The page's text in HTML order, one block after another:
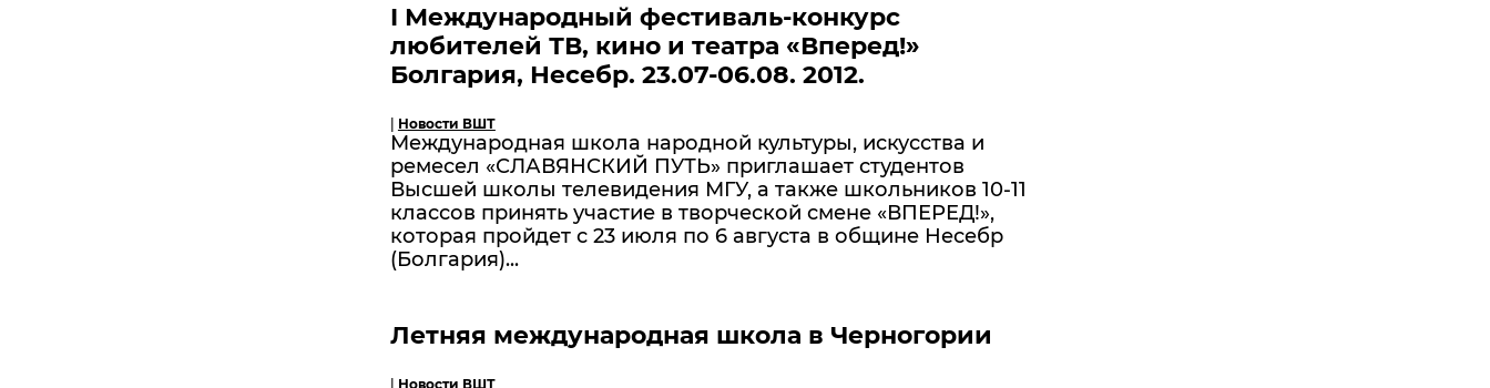
I Международный фестиваль-конкурс
любителей ТВ, кино и театра «Вперед!»
Болгария, Несебр. 23.07-06.08. 2012.
Новости ВШТ
Международная школа народной культуры, искусства и
ремесел «СЛАВЯНСКИЙ ПУТЬ» приглашает студентов
Высшей школы телевидения МГУ, а также школьников 10-11
классов принять участие в творческой смене «ВПЕРЕД!»,
которая пройдет с 23 июля по 6 августа в общине Несебр
(Болгария)...
Летняя международная школа в Черногории
Новости ВШТ